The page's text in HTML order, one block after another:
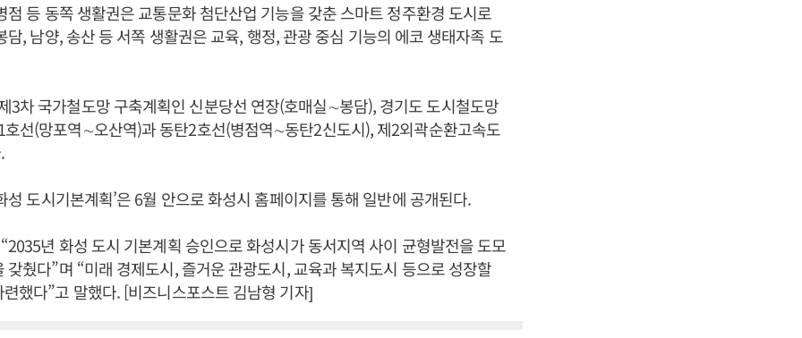
점 등 동쪽 생활권은 교통문화 첨단산업 기능을 갖춘 스마트 정주환경 도시로
담, 남양, 송산 등 서쪽 생활권은 교육, 행정, 관광 중심 기능의 에코 생태자족 도
3차 국가철도망 구축계획인 신분당선 연장(호매실∼봉담), 경기도 도시철도망
선(망포역∼오산역)과 동탄2호선(병점역∼동탄2신도시), 제2외곽순환고속도
성 도시기본계획’은 6월 안으로 화성시 홈페이지를 통해 일반에 공개된다.
년 화성 도시 기본계획 승인으로 화성시가 동서지역 사이 균형발전을 도모
갖췄다”며 “미래 경제도시, 즐거운 관광도시, 교육과 복지도시 등으로 성장할
했다”고 말했다. [비즈니스포스트 김남형 기자]